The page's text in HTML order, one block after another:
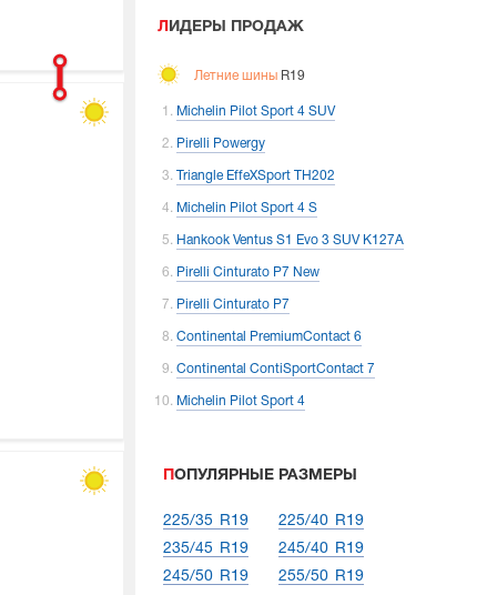
ЛИДЕРЫ ПРОДАЖ
Летние шины R19
Michelin Pilot Sport 4 SUV
Pirelli Powergy
Triangle EffeXSport TH202
Michelin Pilot Sport 4 S
Hankook Ventus S1 Evo 3 SUV K127A
Pirelli Cinturato P7 New
Pirelli Cinturato P7
Continental PremiumContact 6
Continental ContiSportContact 7
Michelin Pilot Sport 4
ПОПУЛЯРНЫЕ РАЗМЕРЫ
225/35 R19
225/40 R19
235/45 R19
245/40 R19
245/50 R19
255/50 R19